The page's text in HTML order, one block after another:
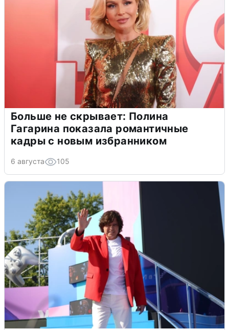
Больше не скрывает: Полина
Гагарина показала романтичные
кадры с новым избранником
6 августа 105